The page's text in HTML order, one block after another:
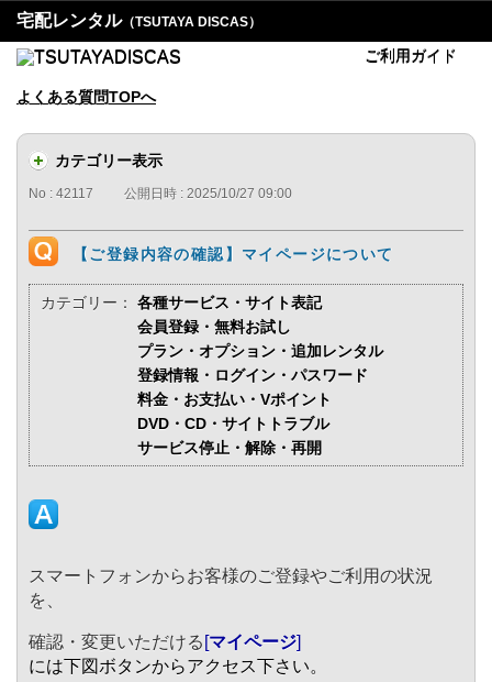
宅配レンタル（TSUTAYA DISCAS）
ご利用ガイド
よくある質問TOPへ
カテゴリー表示
No : 42117 公開日時 : 2025/10/27 09:00
【ご登録内容の確認】マイページについて
カテゴリー：
各種サービス・サイト表記
会員登録・無料お試し
プラン・オプション・追加レンタル
登録情報・ログイン・パスワード
料金・お支払い・Vポイント
DVD・CD・サイトトラブル
サービス停止・解除・再開
スマートフォンからお客様のご登録やご利用の状況
を、
確認・変更いただける [マイページ]
には下図ボタンからアクセス下さい。